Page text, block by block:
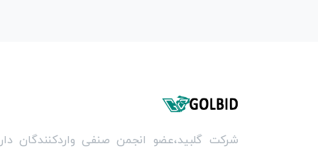
شرکت گلبيد،عضو انجمن صنفی واردکنندگان